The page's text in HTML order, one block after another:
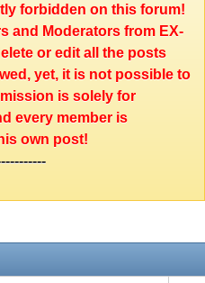
forbidden on this forum!
and Moderators from EX-
or edit all the posts
yet, it is not possible to
is solely for
every member is
own post!